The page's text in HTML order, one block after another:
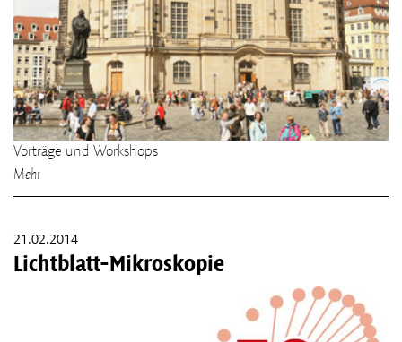
Vorträge und Workshops
Mehr
21.02.2014
Lichtblatt-Mikroskopie